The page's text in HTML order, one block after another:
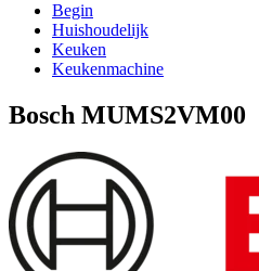
Begin
Huishoudelijk
Keuken
Keukenmachine
Bosch MUMS2VM00